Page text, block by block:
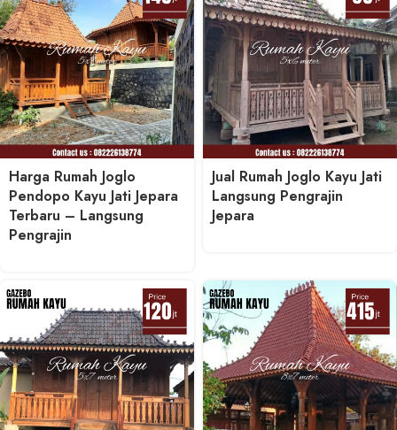
Harga Rumah Joglo
Pendopo Kayu Jati Jepara
Terbaru – Langsung
Pengrajin
Jual Rumah Joglo Kayu Jati
Langsung Pengrajin
Jepara